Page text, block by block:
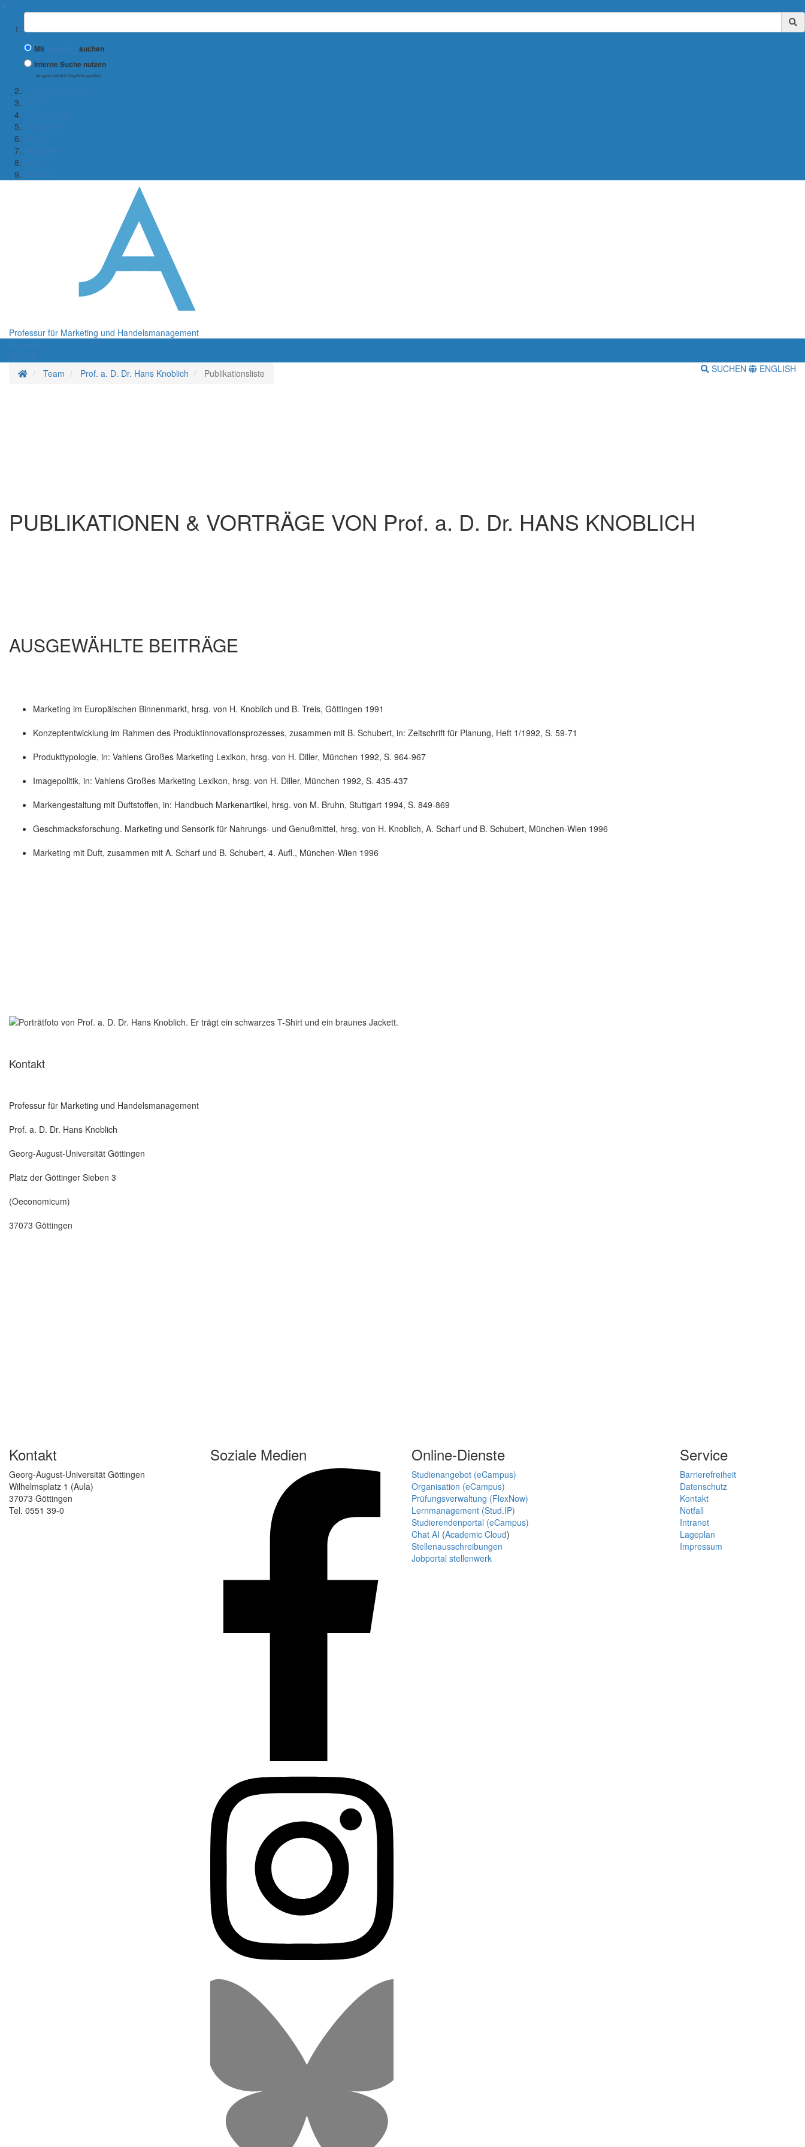
Suchbegriff
Mit
suchen
Interne Suche nutzen
(eingeschränkte Ergebnisqualität)
Professur für Marketing und Handelsmanagement
Startseite
Team Prof. a. D. Dr. Hans Knoblich Publikationsliste SUCHEN ENGLISH
PUBLIKATIONEN & VORTRÄGE VON Prof. a. D. Dr. HANS KNOBLICH
AUSGEWÄHLTE BEITRÄGE
Marketing im Europäischen Binnenmarkt, hrsg. von H. Knoblich und B. Treis, Göttingen 1991
Konzeptentwicklung im Rahmen des Produktinnovationsprozesses, zusammen mit B. Schubert, in: Zeitschrift für Planung, Heft 1/1992, S. 59-71
Produkttypologie, in: Vahlens Großes Marketing Lexikon, hrsg. von H. Diller, München 1992, S. 964-967
Imagepolitik, in: Vahlens Großes Marketing Lexikon, hrsg. von H. Diller, München 1992, S. 435-437
Markengestaltung mit Duftstoffen, in: Handbuch Markenartikel, hrsg. von M. Bruhn, Stuttgart 1994, S. 849-869
Geschmacksforschung. Marketing und Sensorik für Nahrungs- und Genußmittel, hrsg. von H. Knoblich, A. Scharf und B. Schubert, München-Wien 1996
Marketing mit Duft, zusammen mit A. Scharf und B. Schubert, 4. Aufl., München-Wien 1996
Kontakt
Professur für Marketing und Handelsmanagement
Prof. a. D. Dr. Hans Knoblich
Georg-August-Universität Göttingen
Platz der Göttinger Sieben 3
(Oeconomicum)
37073 Göttingen
Kontakt
Georg-August-Universität Göttingen
Wilhelmsplatz 1 (Aula)
37073 Göttingen
Tel. 0551 39-0
Soziale Medien Online-Dienste
Studienangebot (eCampus)
Organisation (eCampus)
Prüfungsverwaltung (FlexNow)
Lernmanagement (Stud.IP)
Studierendenportal (eCampus)
Chat AI (Academic Cloud)
Stellenausschreibungen
Jobportal stellenwerk
Service
Barrierefreiheit
Datenschutz
Kontakt
Notfall
Intranet
Lageplan
Impressum